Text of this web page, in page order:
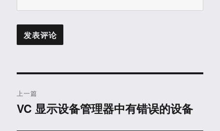
章
上一篇
上
VC 显示设备管理器中有错误的设备